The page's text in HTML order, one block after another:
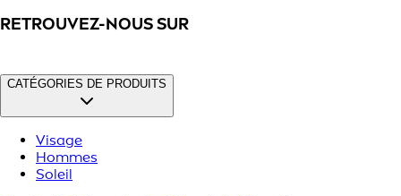
RETROUVEZ-NOUS SUR
CATÉGORIES DE PRODUITS
Visage
Hommes
Soleil